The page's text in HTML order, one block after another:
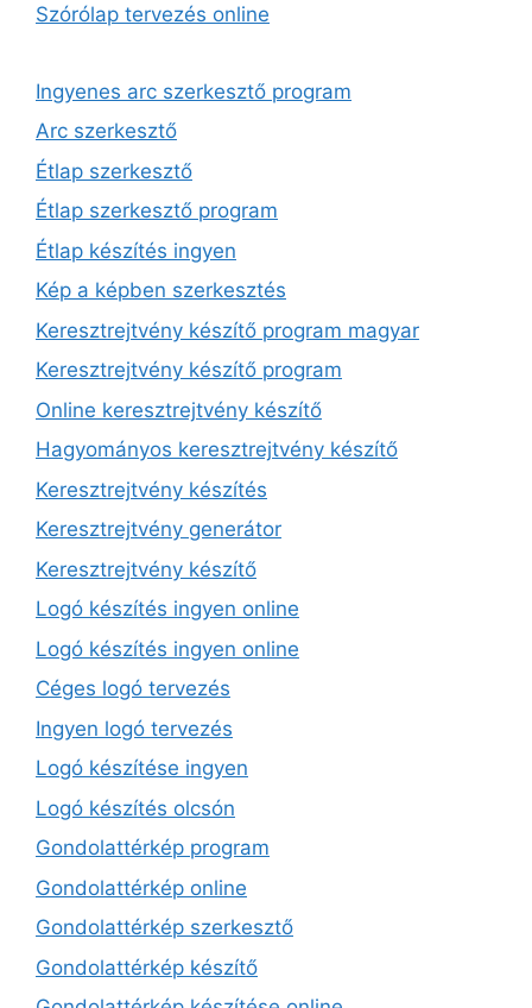
Szórólap tervezés online
Ingyenes arc szerkesztő program
Arc szerkesztő
Étlap szerkesztő
Étlap szerkesztő program
Étlap készítés ingyen
Kép a képben szerkesztés
Keresztrejtvény készítő program magyar
Keresztrejtvény készítő program
Online keresztrejtvény készítő
Hagyományos keresztrejtvény készítő
Keresztrejtvény készítés
Keresztrejtvény generátor
Keresztrejtvény készítő
Logó készítés ingyen online
Logó készítés ingyen online
Céges logó tervezés
Ingyen logó tervezés
Logó készítése ingyen
Logó készítés olcsón
Gondolattérkép program
Gondolattérkép online
Gondolattérkép szerkesztő
Gondolattérkép készítő